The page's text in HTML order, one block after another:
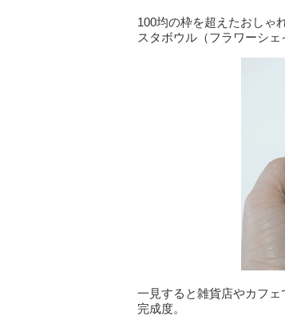
100均の枠を超えたおしゃ
スタボウル（フラワーシ
一見すると雑貨店やカフ
完成度。